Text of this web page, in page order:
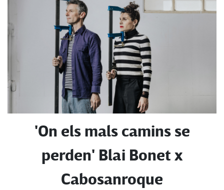
'On els mals camins se
perden' Blai Bonet x
Cabosanroque